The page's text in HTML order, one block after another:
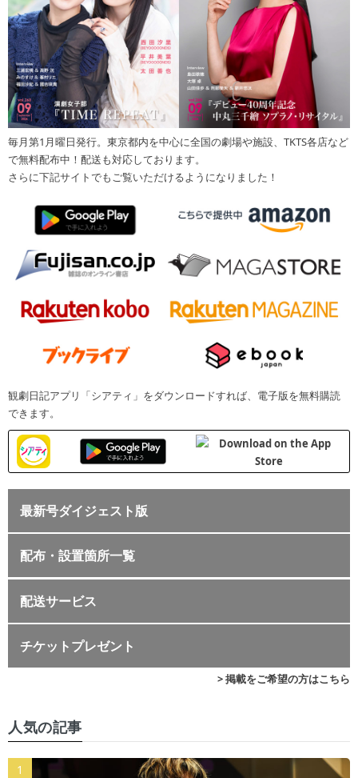
毎月第1月曜日発行。東京都内を中心に全国の劇場や施設、TKTS各店など
で無料配布中！配送も対応しております。
さらに下記サイトでもご覧いただけるようになりました！
観劇日記アプリ「シアティ」をダウンロードすれば、電子版を無料購読
できます。
最新号ダイジェスト版
配布・設置箇所一覧
配送サービス
チケットプレゼント
> 掲載をご希望の方はこちら
人気の記事